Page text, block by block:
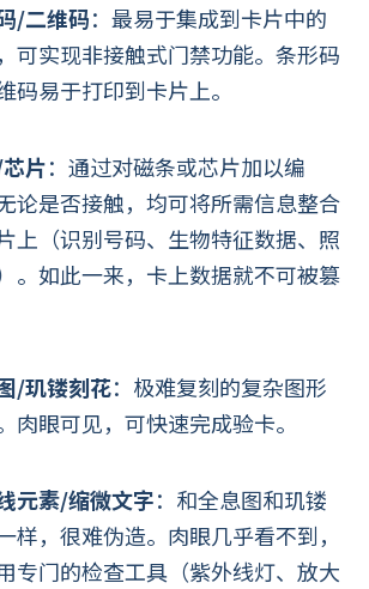
/二维码：最易于集成到卡片中的
可实现非接触式门禁功能。条形码
码易于打印到卡片上。
片：通过对磁条或芯片加以编
论是否接触，均可将所需信息整合
上（识别号码、生物特征数据、照
。如此一来，卡上数据就不可被篡
/玑镂刻花：极难复刻的复杂图形
肉眼可见，可快速完成验卡。
元素/缩微文字：和全息图和玑镂
样，很难伪造。肉眼几乎看不到，
专门的检查工具（紫外线灯、放大